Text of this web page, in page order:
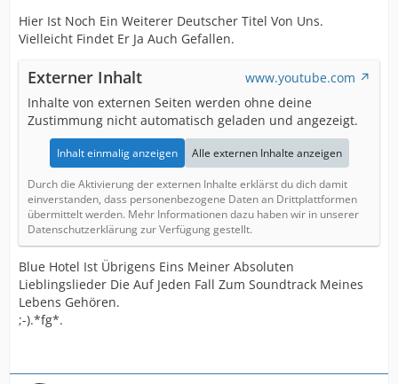
Hier Ist Noch Ein Weiterer Deutscher Titel Von Uns.
Vielleicht Findet Er Ja Auch Gefallen.
Externer Inhalt
www.youtube.com
Inhalte von externen Seiten werden ohne deine
Zustimmung nicht automatisch geladen und angezeigt.
Inhalt einmalig anzeigen Alle externen Inhalte anzeigen
Durch die Aktivierung der externen Inhalte erklärst du dich damit
einverstanden, dass personenbezogene Daten an Drittplattformen
übermittelt werden. Mehr Informationen dazu haben wir in unserer
Datenschutzerklärung zur Verfügung gestellt.
Blue Hotel Ist Übrigens Eins Meiner Absoluten
Lieblingslieder Die Auf Jeden Fall Zum Soundtrack Meines
Lebens Gehören.
;-).*fg*.